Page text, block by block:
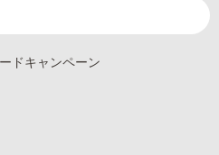
ドキャンペーン